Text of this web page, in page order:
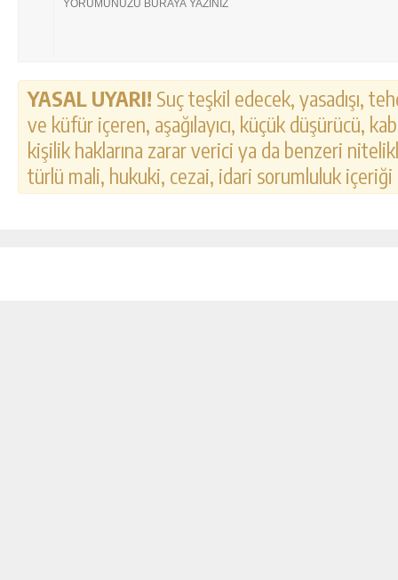
YASAL UYARI! Suç teşkil edecek, yasadışı,
ve küfür içeren, aşağılayıcı, küçük düşürücü,
kişilik haklarına zarar verici ya da benzeri
türlü mali, hukuki, cezai, idari sorumluluk